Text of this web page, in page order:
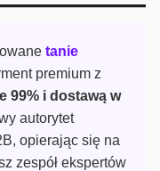
tanie
premium z
99% i dostawą w
autorytet
opierając się na
zespół ekspertów